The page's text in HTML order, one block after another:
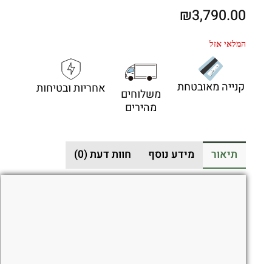
₪3,790.00
המלאי אזל
קנייה מאובטחת
משלוחים
מהירים
אחריות ובטיחות
תיאור מידע נוסף חוות דעת (0)